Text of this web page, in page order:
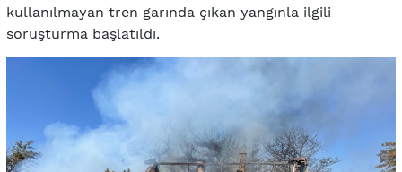
kullanılmayan tren garında çıkan yangınla ilgili
soruşturma başlatıldı.